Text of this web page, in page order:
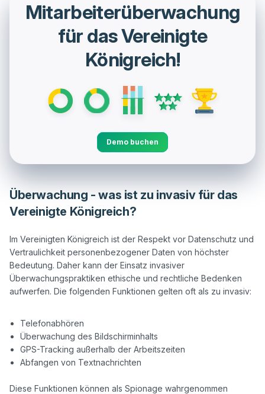
Mitarbeiterüberwachung
für das Vereinigte
Königreich!
Demo buchen
Überwachung - was ist zu invasiv für das
Vereinigte Königreich?
Im Vereinigten Königreich ist der Respekt vor Datenschutz und
Vertraulichkeit personenbezogener Daten von höchster
Bedeutung. Daher kann der Einsatz invasiver
Überwachungspraktiken ethische und rechtliche Bedenken
aufwerfen. Die folgenden Funktionen gelten oft als zu invasiv:
Telefonabhören
Überwachung des Bildschirminhalts
GPS-Tracking außerhalb der Arbeitszeiten
Abfangen von Textnachrichten
Diese Funktionen können als Spionage wahrgenommen